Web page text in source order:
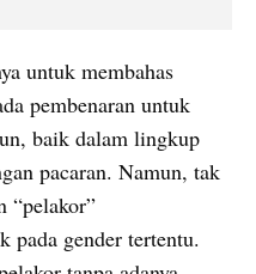
untuk membahas
pembenaran untuk
baik dalam lingkup
pacaran. Namun, tak
“pelakor”
pada gender tertentu.